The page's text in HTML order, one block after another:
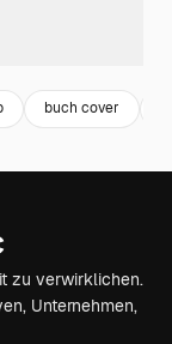
buch cover
zu verwirklichen.
Unternehmen,